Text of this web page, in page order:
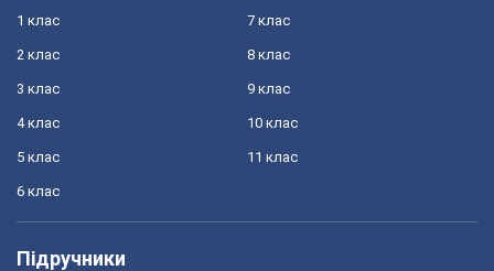
1 клас
2 клас
3 клас
4 клас
5 клас
6 клас
7 клас
8 клас
9 клас
10 клас
11 клас
Підручники